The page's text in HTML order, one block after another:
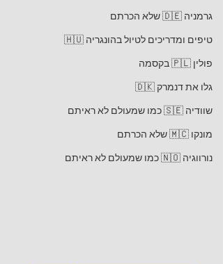
גרמניה 🇩🇪 שלא הכרתם
טיפים ומדריכים לטיול בהונגריה 🇭🇺
פולין 🇵🇱 בקסמה
גלו את דנמרק 🇩🇰
שוודיה 🇸🇪 כמו שמעולם לא ראיתם
מונקו 🇲🇨 שלא הכרתם
נורווגיה 🇳🇴 כמו שמעולם לא ראיתם